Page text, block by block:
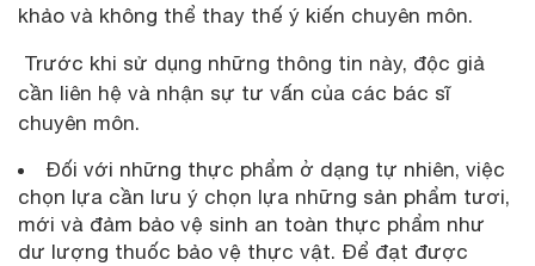
khảo và không thể thay thế ý kiến chuyên môn.
Trước khi sử dụng những thông tin này, độc giả
cần liên hệ và nhận sự tư vấn của các bác sĩ
chuyên môn.
Đối với những thực phẩm ở dạng tự nhiên, việc
chọn lựa cần lưu ý chọn lựa những sản phẩm tươi,
mới và đảm bảo vệ sinh an toàn thực phẩm như
dư lượng thuốc bảo vệ thực vật. Để đạt được